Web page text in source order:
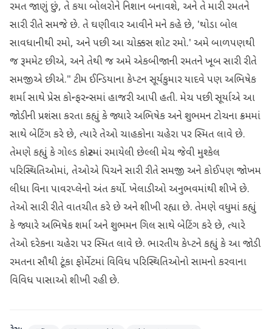
રમત જાણું છું, તે કયા બોલરોને નિશાન બનાવશે, અને તે મારી રમતને
સારી રીતે સમજે છે. તે ઘણીવાર આવીને મને કહે છે, 'થોડા બોલ
સાવધાનીથી રમો, અને પછી આ ચોક્કસ શોટ રમો.' અમે બાળપણથી
જ રૂમમેટ છીએ, અને તેથી જ અમે એકબીજાની રમતને ખૂબ સારી રીતે
સમજીએ છીએ." ટીમ ઈન્ડિયાના કેપ્ટન સૂર્યકુમાર યાદવે પણ અભિષેક
શર્મા સાથે પ્રેસ કોન્ફરન્સમાં હાજરી આપી હતી. મેચ પછી સૂર્યાએ આ
જોડીની પ્રશંસા કરતા કહ્યું કે જ્યારે અભિષેક અને શુભમન ટોચના ક્રમમાં
સાથે બેટિંગ કરે છે, ત્યારે તેઓ ચાહકોના ચહેરા પર સ્મિત લાવે છે.
તેમણે કહ્યું કે ગોલ્ડ કોસ્ટમાં રમાયેલી છેલ્લી મેચ જેવી મુશ્કેલ
પરિસ્થિતિઓમાં, તેઓએ પિચને સારી રીતે સમજી અને કોઈપણ જોખમ
લીધા વિના પાવરપ્લેનો અંત કર્યો. ખેલાડીઓ અનુભવમાંથી શીખે છે.
તેઓ સારી રીતે વાતચીત કરે છે અને શીખી રહ્યા છે. તેમણે વધુમાં કહ્યું
કે જ્યારે અભિષેક શર્મા અને શુભમન ગિલ સાથે બેટિંગ કરે છે, ત્યારે
તેઓ દરેકના ચહેરા પર સ્મિત લાવે છે. ભારતીય કેપ્ટને કહ્યું કે આ જોડી
રમતના સૌથી ટૂંકા ફોર્મેટમાં વિવિધ પરિસ્થિતિઓનો સામનો કરવાના
વિવિધ પાસાઓ શીખી રહી છે.